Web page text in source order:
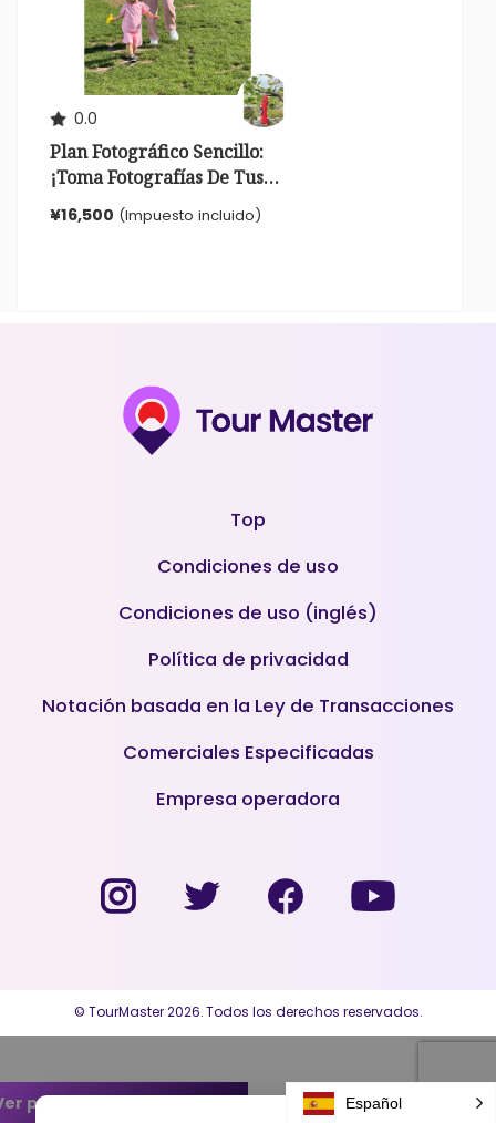
0.0
Plan Fotográfico Sencillo:
¡Toma Fotografías De Tus
Recuerdos! ¡Es
Completamente Privado Así
Viaje (sin Recargo De
¥16,500 (Impuesto incluido)
Top
Condiciones de uso
Condiciones de uso (inglés)
Política de privacidad
Notación basada en la Ley de Transacciones
Comerciales Especificadas
Empresa operadora
© TourMaster 2026. Todos los derechos reservados.
planes de transferencia Español